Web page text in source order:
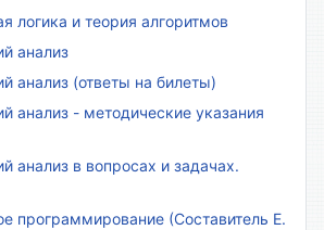
логика и теория алгоритмов
анализ
анализ (ответы на билеты)
анализ - методические указания
анализ в вопросах и задачах.
программирование (Составитель Е.